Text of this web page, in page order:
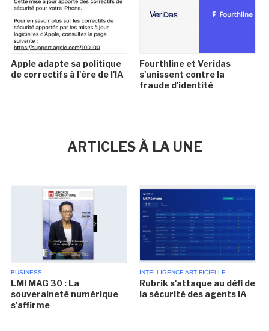
Apple adapte sa politique
de correctifs à l'ère de l'IA
Fourthline et Veridas
s'unissent contre la
fraude d'identité
ARTICLES À LA UNE
BUSINESS
LMI MAG 30 : La
souveraineté numérique
s'affirme
INTELLIGENCE ARTIFICIELLE
Rubrik s'attaque au défi de
la sécurité des agents IA